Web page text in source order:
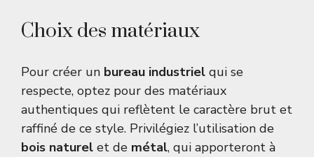
Choix des matériaux
Pour créer un bureau industriel qui se
respecte, optez pour des matériaux
authentiques qui reflètent le caractère brut et
raffiné de ce style. Privilégiez l’utilisation de
bois naturel et de métal, qui apporteront à